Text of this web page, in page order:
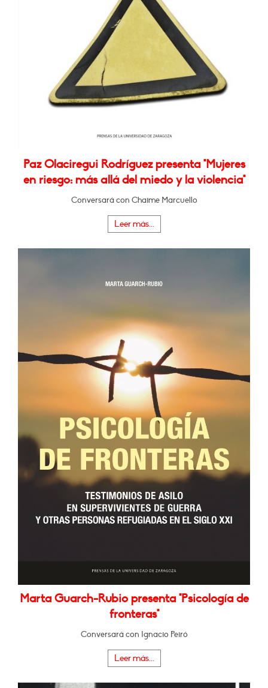
Paz Olaciregui Rodríguez presenta "Mujeres
en riesgo: más allá del miedo y la violencia"
Conversará con Chaime Marcuello
Leer más...
Marta Guarch-Rubio presenta "Psicología de
fronteras"
Conversará con Ignacio Peiró
Leer más...